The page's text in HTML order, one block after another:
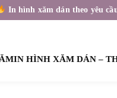
In hình xăm dán theo yêu
IN HÌNH XĂM DÁN –